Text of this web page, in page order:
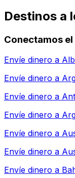
Destinos a
Conectamos
Envíe dinero a
Envíe dinero a
Envíe dinero a
Envíe dinero a
Envíe dinero a
Envíe dinero a
Envíe dinero a